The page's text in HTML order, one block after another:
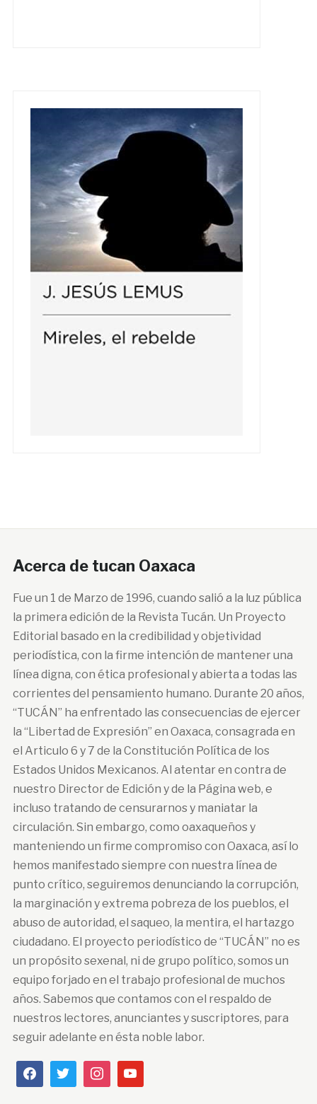
Acerca de tucan Oaxaca
Fue un 1 de Marzo de 1996, cuando salió a la luz pública
la primera edición de la Revista Tucán. Un Proyecto
Editorial basado en la credibilidad y objetividad
periodística, con la firme intención de mantener una
línea digna, con ética profesional y abierta a todas las
corrientes del pensamiento humano. Durante 20 años,
“TUCÁN” ha enfrentado las consecuencias de ejercer
la “Libertad de Expresión” en Oaxaca, consagrada en
el Articulo 6 y 7 de la Constitución Política de los
Estados Unidos Mexicanos. Al atentar en contra de
nuestro Director de Edición y de la Página web, e
incluso tratando de censurarnos y maniatar la
circulación. Sin embargo, como oaxaqueños y
manteniendo un firme compromiso con Oaxaca, así lo
hemos manifestado siempre con nuestra línea de
punto crítico, seguiremos denunciando la corrupción,
la marginación y extrema pobreza de los pueblos, el
abuso de autoridad, el saqueo, la mentira, el hartazgo
ciudadano. El proyecto periodístico de “TUCÁN” no es
un propósito sexenal, ni de grupo político, somos un
equipo forjado en el trabajo profesional de muchos
años. Sabemos que contamos con el respaldo de
nuestros lectores, anunciantes y suscriptores, para
seguir adelante en ésta noble labor.